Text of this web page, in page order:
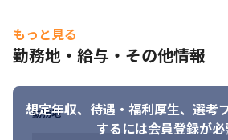
もっと見る
勤務地・給与・その他情報
想定年収、待遇・福利厚生、 選考
するには会員登録が
勤務地